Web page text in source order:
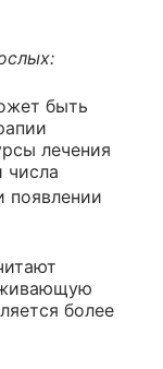
быть
лечения
числа
появлении
более